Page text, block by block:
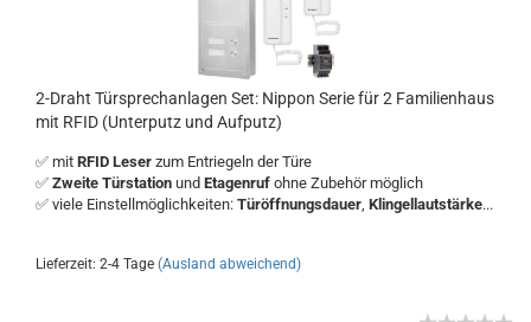
2-Draht Türsprechanlagen Set: Nippon Serie für 2 Familienhaus
mit RFID (Unterputz und Aufputz)
✅ mit RFID Leser zum Entriegeln der Türe
✅ Zweite Türstation und Etagenruf ohne Zubehör möglich
✅ viele Einstellmöglichkeiten: Türöffnungsdauer, Klingellautstärke...
Lieferzeit: 2-4 Tage (Ausland abweichend)